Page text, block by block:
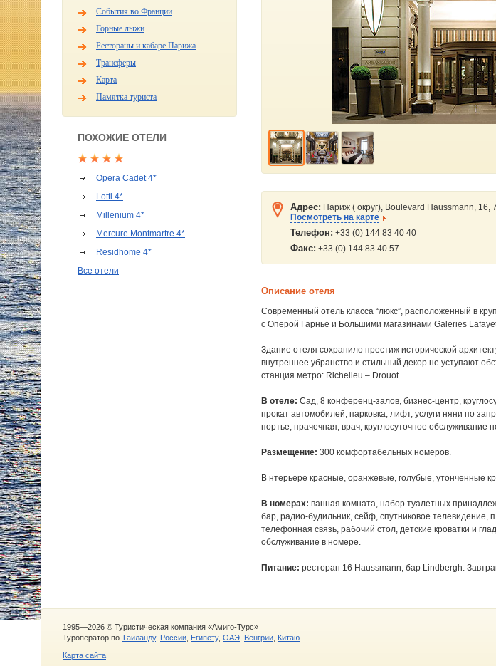
События во Франции
Горные лыжи
Рестораны и кабаре Парижа
Трансферы
Карта
Памятка туриста
ПОХОЖИЕ ОТЕЛИ
Opera Cadet 4*
Lotti 4*
Millenium 4*
Mercure Montmartre 4*
Residhome 4*
Все отели
Адрес: Париж ( округ), Boulevard Haussmann, 16,
Посмотреть на карте
Телефон: +33 (0) 144 83 40 40
Факс: +33 (0) 144 83 40 57
Описание отеля
Современный отель класса “люкс”, расположенный в
с Оперой Гарнье и Большими магазинами Galeries
Здание отеля сохранило престиж исторической
внутреннее убранство и стильный декор не уступают
станция метро: Richelieu – Drouot.
В отеле: Сад, 8 конференц-залов, бизнес-центр,
прокат автомобилей, парковка, лифт, услуги няни по
портье, прачечная, врач, круглосуточное обслуживание
Размещение: 300 комфортабельных номеров.
В нтерьере красные, оранжевые, голубые, утонченные
В номерах: ванная комната, набор туалетных
бар, радио-будильник, сейф, спутниковое телевидение,
телефонная связь, рабочий стол, детские кроватки и
обслуживание в номере.
Питание: ресторан 16 Haussmann, бар Lindbergh.
1995—2026 © Туристическая компания «Амиго-Турс»
Туроператор по Таиланду, России Египету, ОАЭ Венгрии Китаю
Карта сайта